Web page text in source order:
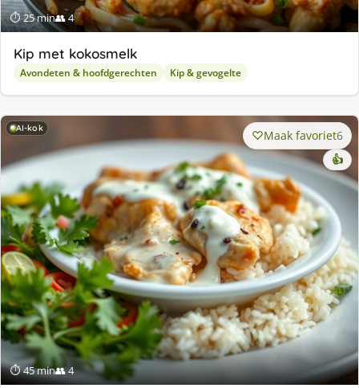
⏱ 25 min👥 4
Kip met kokosmelk
Avondeten & hoofdgerechten Kip & gevogelte
AI-kok
⏱ 45 min👥 4
Maak favoriet6
👍